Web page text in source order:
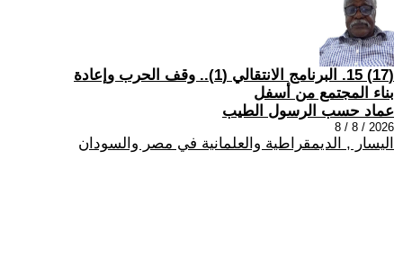
(17) 15. البرنامج الانتقالي (1).. وقف الحرب وإعادة
بناء المجتمع من أسفل
عماد حسب الرسول الطيب
2026 / 8 / 8
اليسار , الديمقراطية والعلمانية في مصر والسودان